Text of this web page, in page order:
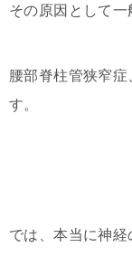
その原因として一
腰部脊柱管狭窄
す。
では、本当に神